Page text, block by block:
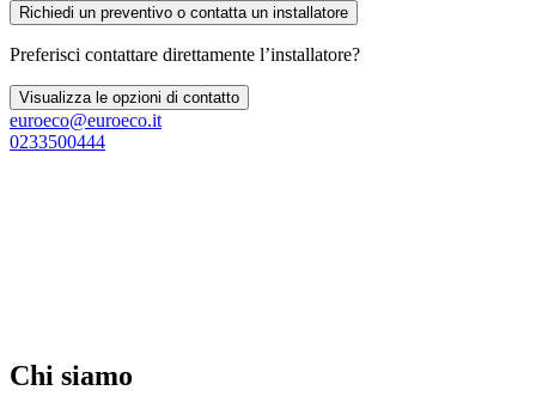
Richiedi un preventivo o contatta un installatore
Preferisci contattare direttamente l’installatore?
Visualizza le opzioni di contatto
euroeco@euroeco.it
0233500444
Chi siamo